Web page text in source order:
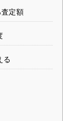
定額
る